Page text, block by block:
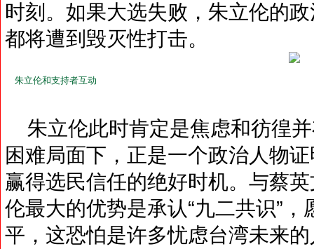
时刻。如果大选失败，朱立伦的
都将遭到毁灭性打击。
朱立伦和支持者互动
朱立伦此时肯定是焦虑和彷徨
困难局面下，正是一个政治人物
赢得选民信任的绝好时机。与蔡
伦最大的优势是承认“九二共识”
平，这恐怕是许多忧虑台湾未来